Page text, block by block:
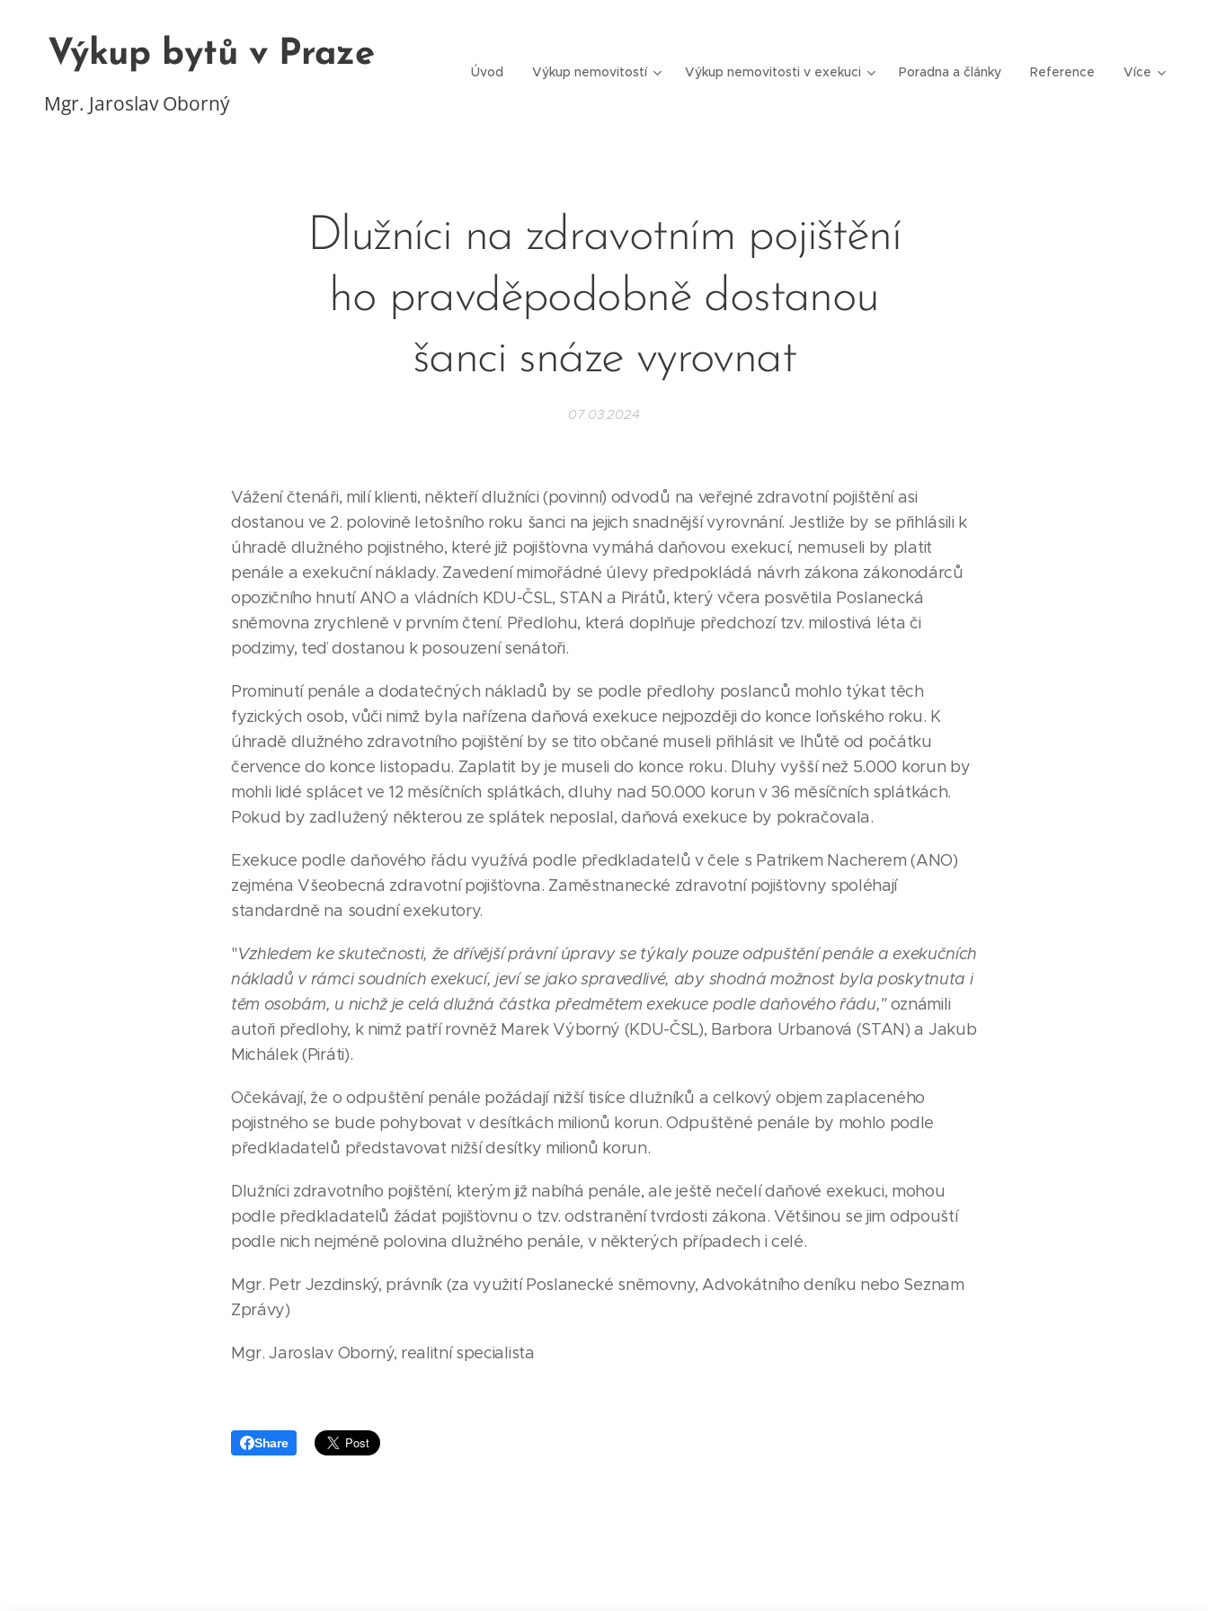
Výkup bytů v Praze
Mgr. Jaroslav Oborný
Úvod Výkup nemovitostí Výkup nemovitosti v exekuci Poradna a články Reference Více
Dlužníci na zdravotním pojištění
ho pravděpodobně dostanou
šanci snáze vyrovnat
07.03.2024
Vážení čtenáři, milí klienti, někteří dlužníci (povinní) odvodů na veřejné zdravotní pojištění asi
dostanou ve 2. polovině letošního roku šanci na jejich snadnější vyrovnání. Jestliže by se přihlásili k
úhradě dlužného pojistného, které již pojišťovna vymáhá daňovou exekucí, nemuseli by platit
penále a exekuční náklady. Zavedení mimořádné úlevy předpokládá návrh zákona zákonodárců
opozičního hnutí ANO a vládních KDU-ČSL, STAN a Pirátů, který včera posvětila Poslanecká
sněmovna zrychleně v prvním čtení. Předlohu, která doplňuje předchozí tzv. milostivá léta či
podzimy, teď dostanou k posouzení senátoři.
Prominutí penále a dodatečných nákladů by se podle předlohy poslanců mohlo týkat těch
fyzických osob, vůči nimž byla nařízena daňová exekuce nejpozději do konce loňského roku. K
úhradě dlužného zdravotního pojištění by se tito občané museli přihlásit ve lhůtě od počátku
července do konce listopadu. Zaplatit by je museli do konce roku. Dluhy vyšší než 5.000 korun by
mohli lidé splácet ve 12 měsíčních splátkách, dluhy nad 50.000 korun v 36 měsíčních splátkách.
Pokud by zadlužený některou ze splátek neposlal, daňová exekuce by pokračovala.
Exekuce podle daňového řádu využívá podle předkladatelů v čele s Patrikem Nacherem (ANO)
zejména Všeobecná zdravotní pojišťovna. Zaměstnanecké zdravotní pojišťovny spoléhají
standardně na soudní exekutory.
"Vzhledem ke skutečnosti, že dřívější právní úpravy se týkaly pouze odpuštění penále a exekučních
nákladů v rámci soudních exekucí, jeví se jako spravedlivé, aby shodná možnost byla poskytnuta i
těm osobám, u nichž je celá dlužná částka předmětem exekuce podle daňového řádu,"oznámili
autoři předlohy, k nimž patří rovněž Marek Výborný (KDU-ČSL), Barbora Urbanová (STAN) a Jakub
Michálek (Piráti).
Očekávají, že o odpuštění penále požádají nižší tisíce dlužníků a celkový objem zaplaceného
pojistného se bude pohybovat v desítkách milionů korun. Odpuštěné penále by mohlo podle
předkladatelů představovat nižší desítky milionů korun.
Dlužníci zdravotního pojištění, kterým již nabíhá penále, ale ještě nečelí daňové exekuci, mohou
podle předkladatelů žádat pojišťovnu o tzv. odstranění tvrdosti zákona. Většinou se jim odpouští
podle nich nejméně polovina dlužného penále, v některých případech i celé.
Mgr. Petr Jezdinský, právník (za využití Poslanecké sněmovny, Advokátního deníku nebo Seznam
Zprávy)
Mgr. Jaroslav Oborný, realitní specialista
Share